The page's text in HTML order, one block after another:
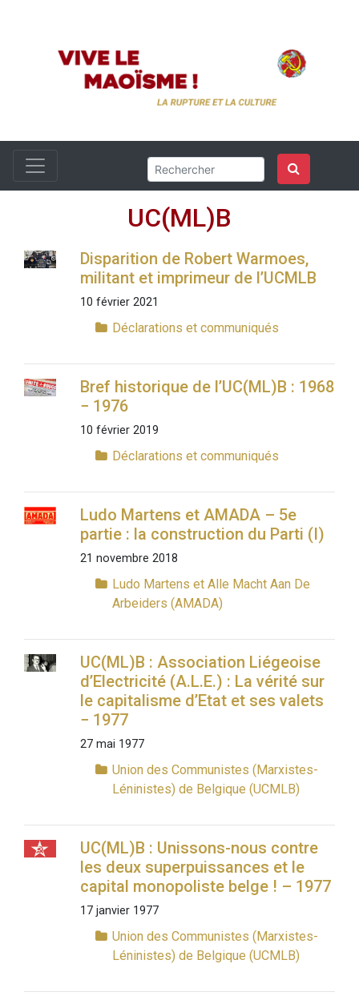
UC(ML)B
Disparition de Robert Warmoes,
militant et imprimeur de l’UCMLB
10 février 2021
Déclarations et communiqués
Bref historique de l’UC(ML)B : 1968
− 1976
10 février 2019
Déclarations et communiqués
Ludo Martens et AMADA – 5e
partie : la construction du Parti (I)
21 novembre 2018
Ludo Martens et Alle Macht Aan De
Arbeiders (AMADA)
UC(ML)B : Association Liégeoise
d’Electricité (A.L.E.) : La vérité sur
le capitalisme d’Etat et ses valets
− 1977
27 mai 1977
Union des Communistes (Marxistes-
Léninistes) de Belgique (UCMLB)
UC(ML)B : Unissons-nous contre
les deux superpuissances et le
capital monopoliste belge ! – 1977
17 janvier 1977
Union des Communistes (Marxistes-
Léninistes) de Belgique (UCMLB)